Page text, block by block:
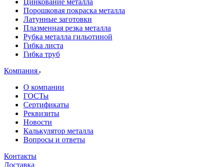
Цинкование металла
Порошковая покраска металла
Латунные заготовки
Плазменная резка металла
Рубка металла гильотиной
Гибка листа
Гибка труб
Компания
О компании
ГОСТы
Сертификаты
Реквизиты
Новости
Калькулятор металла
Вопросы и ответы
Контакты
Доставка